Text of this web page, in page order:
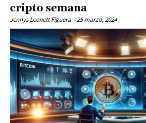
cripto semana
Jennys Leonett Figuera -25 marzo, 2024